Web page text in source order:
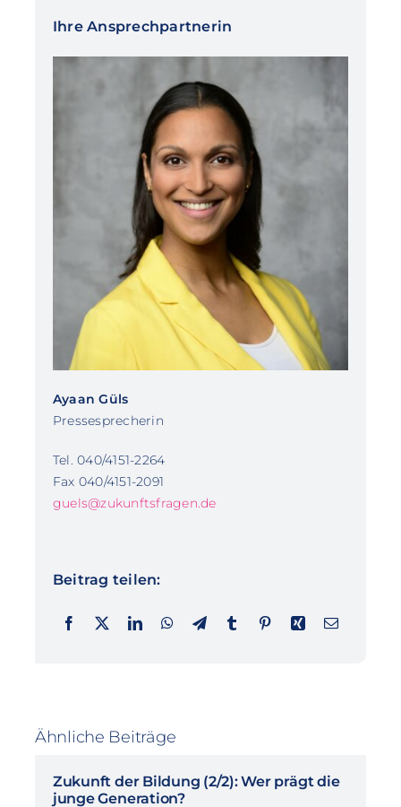
Ihre Ansprechpartnerin
Ayaan Güls
Pressesprecherin
Tel. 040/4151-2264
Fax 040/4151-2091
guels@zukunftsfragen.de
Beitrag teilen:
Ähnliche Beiträge
Zukunft der Bildung (2/2): Wer prägt die
junge Generation?